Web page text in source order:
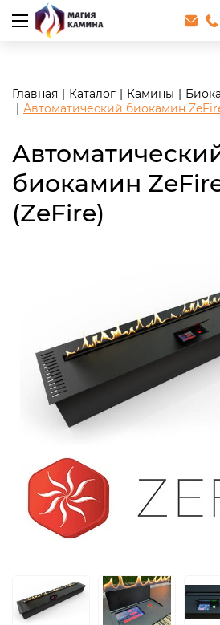
<meta name="robots"
Главная Каталог Камины
Автоматический биокамин
биокамин
(ZeFire)